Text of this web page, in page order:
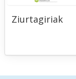
Ziurtagiriak